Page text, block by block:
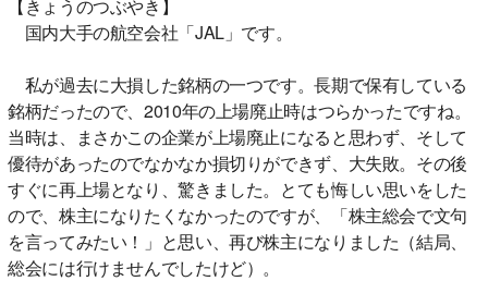
【きょうのつぶやき】
国内大手の航空会社「JAL」です。
私が過去に大損した銘柄の一つです。長期で保有している
銘柄だったので、2010年の上場廃止時はつらかったですね。
当時は、まさかこの企業が上場廃止になると思わず、そして
優待があったのでなかなか損切りができず、大失敗。その後
すぐに再上場となり、驚きました。とても悔しい思いをした
ので、株主になりたくなかったのですが、「株主総会で文句
を言ってみたい！」と思い、再び株主になりました（結局、
総会には行けませんでしたけど）。